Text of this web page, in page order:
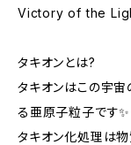
Victory of the
タキオンとは?
タキオンはこの宇宙
る亜原子粒子です✨
タキオン化処理は